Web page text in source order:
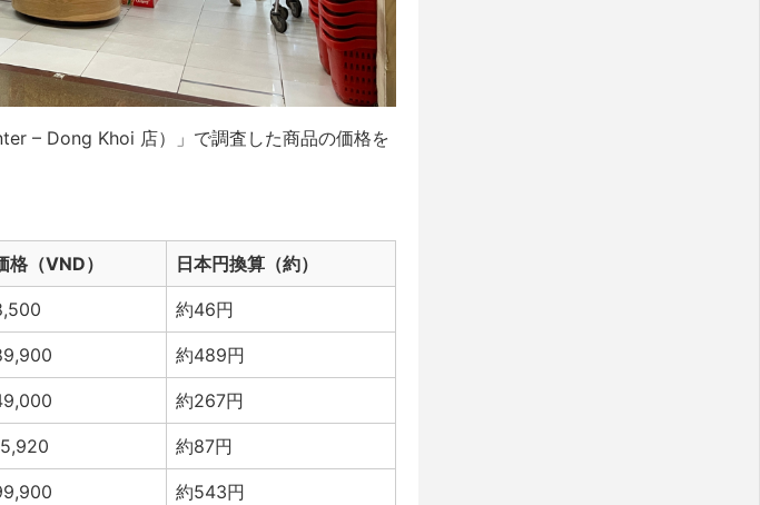
– Dong Khoi 店）」で調査した商品の価格を
格（VND） 日本円換算（約）
約46円
約489円
約267円
約87円
約543円